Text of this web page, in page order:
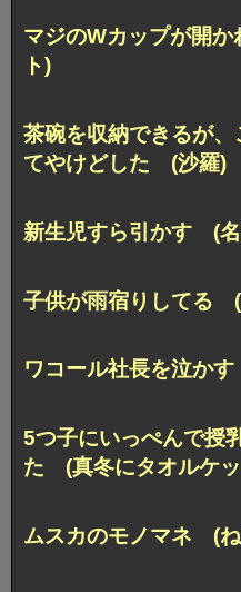
マジのWカップが開
ト)
茶碗を収納できるが
てやけどした (沙羅)
新生児すら引かす (
子供が雨宿りしてる
ワコール社長を泣か
5つ子にいっぺんで授
た (真冬にタオルケ
ムスカのモノマネ (